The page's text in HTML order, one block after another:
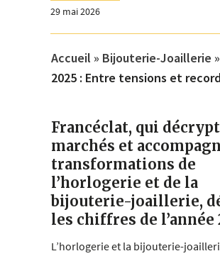
29 mai 2026
Accueil » Bijouterie-Joaillerie »
2025 : Entre tensions et
Francéclat, qui
marchés et
transformations de
l’horlogerie et de la
bijouterie-joaillerie,
les chiffres de l’année
L’horlogerie et la bijouterie-